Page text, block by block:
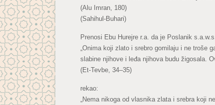
(Alu Imran, 180)
(Sahihul-Buhari)
Prenosi Ebu Hurejre r.a. da je Poslanik
„Onima koji zlato i srebro gomilaju i ne troše
slabine njihove i leđa njihova budu žigosala.
(Et-Tevbe, 34–35)
rekao:
„Nema nikoga od vlasnika zlata i srebra koji